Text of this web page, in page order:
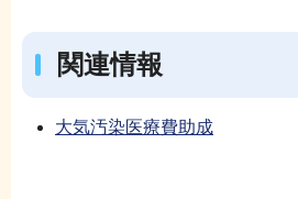
関連情報
大気汚染医療費助成